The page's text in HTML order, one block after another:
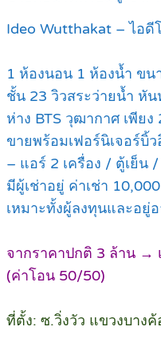
Ideo Wutthakat – ไอดี
1 ห้องนอน 1 ห้องน้ำ ขน
ชั้น 23 วิวสระว่ายน้ำ หั
ห่าง BTS วุฒากาศ เพียง
ขายพร้อมเฟอร์นิเจอร์บิ้
– แอร์ 2 เครื่อง / ตู้เย็น
มีผู้เช่าอยู่ ค่าเช่า
เหมาะทั้งผู้ลงทุนและอยู่อ
จากราคาปกติ 3 ล้าน →
(ค่าโอน 50/50)
ที่ตั้ง: ซ.วิ่งวัว แขวงบาง